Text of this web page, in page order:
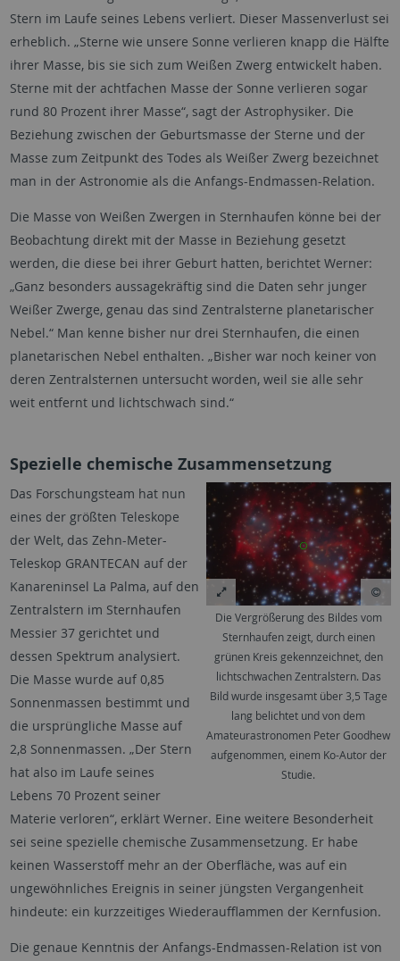
Stern im Laufe seines Lebens verliert. Dieser Massenverlust sei
erheblich. „Sterne wie unsere Sonne verlieren knapp die Hälfte
ihrer Masse, bis sie sich zum Weißen Zwerg entwickelt haben.
Sterne mit der achtfachen Masse der Sonne verlieren sogar
rund 80 Prozent ihrer Masse“, sagt der Astrophysiker. Die
Beziehung zwischen der Geburtsmasse der Sterne und der
Masse zum Zeitpunkt des Todes als Weißer Zwerg bezeichnet
man in der Astronomie als die Anfangs-Endmassen-Relation.
Die Masse von Weißen Zwergen in Sternhaufen könne bei der
Beobachtung direkt mit der Masse in Beziehung gesetzt
werden, die diese bei ihrer Geburt hatten, berichtet Werner:
„Ganz besonders aussagekräftig sind die Daten sehr junger
Weißer Zwerge, genau das sind Zentralsterne planetarischer
Nebel.“ Man kenne bisher nur drei Sternhaufen, die einen
planetarischen Nebel enthalten. „Bisher war noch keiner von
deren Zentralsternen untersucht worden, weil sie alle sehr
weit entfernt und lichtschwach sind.“
Spezielle chemische Zusammensetzung
Die Vergrößerung des Bildes vom
Sternhaufen zeigt, durch einen
grünen Kreis gekennzeichnet, den
lichtschwachen Zentralstern. Das
Bild wurde insgesamt über 3,5 Tage
lang belichtet und von dem
Amateurastronomen Peter Goodhew
aufgenommen, einem Ko-Autor der
Studie.
Das Forschungsteam hat nun
eines der größten Teleskope
der Welt, das Zehn-Meter-
Teleskop GRANTECAN auf der
Kanareninsel La Palma, auf den
Zentralstern im Sternhaufen
Messier 37 gerichtet und
dessen Spektrum analysiert.
Die Masse wurde auf 0,85
Sonnenmassen bestimmt und
die ursprüngliche Masse auf
2,8 Sonnenmassen. „Der Stern
hat also im Laufe seines
Lebens 70 Prozent seiner
Materie verloren“, erklärt Werner. Eine weitere Besonderheit
sei seine spezielle chemische Zusammensetzung. Er habe
keinen Wasserstoff mehr an der Oberfläche, was auf ein
ungewöhnliches Ereignis in seiner jüngsten Vergangenheit
hindeute: ein kurzzeitiges Wiederaufflammen der Kernfusion.
Die genaue Kenntnis der Anfangs-Endmassen-Relation ist von